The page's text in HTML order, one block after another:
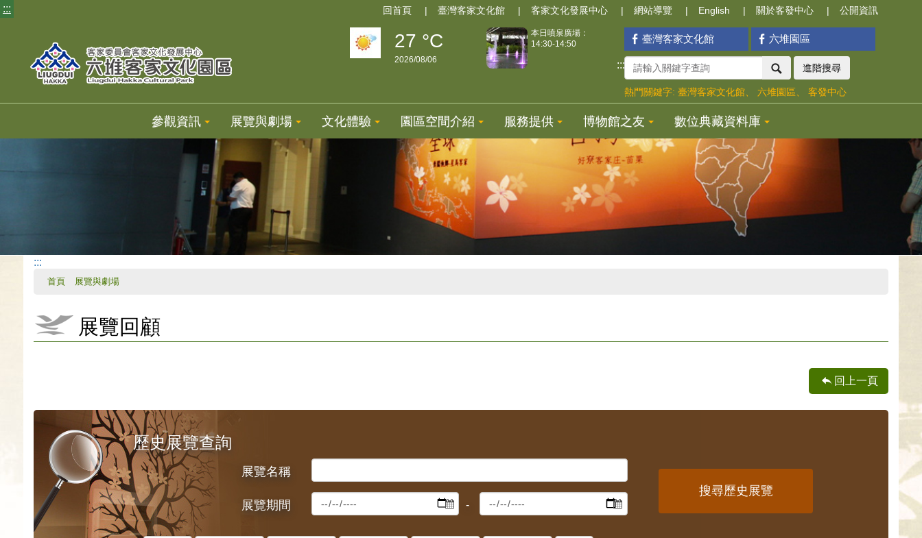
::: 回首頁 臺灣客家文化館 客家文化發展中心 網站導覽 English 關於客發中心 公開資訊
27 °C
2026/08/06
本日噴泉廣場：
14:30-14:50
臺灣客家文化館 六堆園區
::: 進階搜尋
熱門關鍵字:臺灣客家文化館 六堆園區 客發中心
參觀資訊 展覽與劇場 文化體驗 園區空間介紹 服務提供 博物館之友 數位典藏資料庫
:::
首頁 展覽與劇場
展覽回顧
回上一頁
歷史展覽查詢
展覽名稱
展覽期間
搜尋歷史展覽